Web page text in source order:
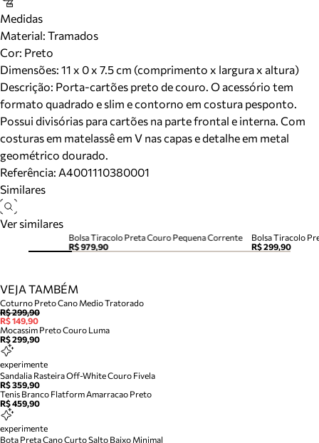
Medidas
Material: Tramados
Cor: Preto
Dimensões: 11 x 0 x 7.5 cm (comprimento x largura x altura)
Descrição: Porta-cartões preto de couro. O acessório tem
formato quadrado e slim e contorno em costura pesponto.
Possui divisórias para cartões na parte frontal e interna. Com
costuras em matelassê em V nas capas e detalhe em metal
geométrico dourado.
Referência: A4001110380001
Similares
Ver similares
Bolsa Tiracolo Preta Couro Pequena Corrente
R$ 979,90
Bolsa Tiracolo
R$ 299,90
VEJA TAMBÉM
Coturno Preto Cano Medio Tratorado
R$ 299,90
R$ 149,90
Mocassim Preto Couro Luma
R$ 299,90
experimente
Sandalia Rasteira Off-White Couro Fivela
R$ 359,90
Tenis Branco Flatform Amarracao Preto
R$ 459,90
experimente
Bota Preta Cano Curto Salto Baixo Minimal